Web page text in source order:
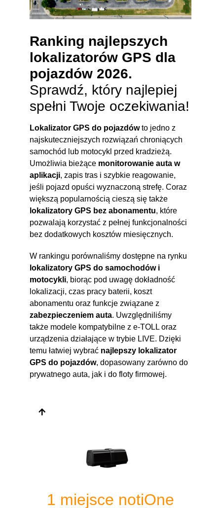
Ranking najlepszych
lokalizatorów GPS dla
pojazdów 2026.
Sprawdź, który najlepiej
spełni Twoje oczekiwania!
Lokalizator GPS do pojazdówto jedno z
najskuteczniejszych rozwiązań chroniących
samochód lub motocykl przed kradzieżą.
Umożliwia bieżące monitorowanie auta w
aplikacji, zapis tras i szybkie reagowanie,
jeśli pojazd opuści wyznaczoną strefę. Coraz
większą popularnością cieszą się także
lokalizatory GPS bez abonamentu, które
pozwalają korzystać z pełnej funkcjonalności
bez dodatkowych kosztów miesięcznych.
W rankingu porównaliśmy dostępne na rynku
lokalizatory GPS do samochodów i
motocykli, biorąc pod uwagę dokładność
lokalizacji, czas pracy baterii, koszt
abonamentu oraz funkcje związane z
zabezpieczeniem auta. Uwzględniliśmy
także modele kompatybilne z e-TOLL oraz
urządzenia działające w trybie LIVE. Dzięki
temu łatwiej wybrać najlepszy lokalizator
GPS do pojazdów, dopasowany zarówno do
prywatnego auta, jak i do floty firmowej.
1 miejsce notiOne